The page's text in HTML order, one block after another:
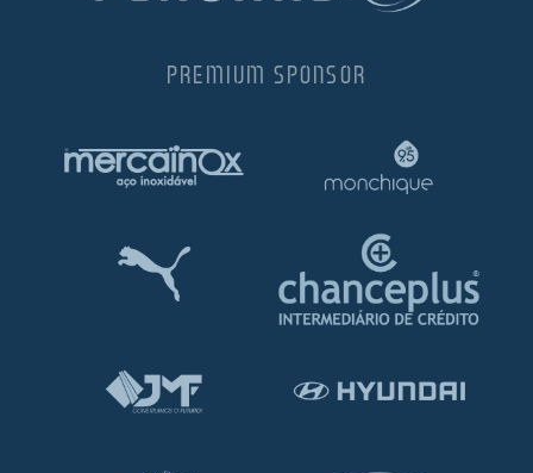
PREMIUM SPONSOR